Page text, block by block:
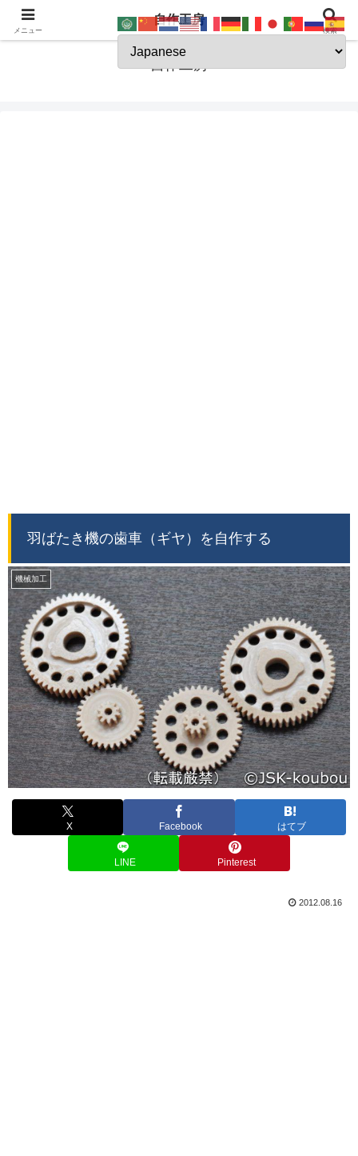
JSK-koubou
自作工房
羽ばたき機の歯車（ギヤ）を自作する
機械加工
X Facebook はてブ
LINE Pinterest
2012.08.16
メニュー
自作工房
検索